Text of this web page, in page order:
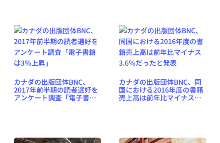
カナダの出版団体BNC、
2017年前半期の読者選好を
アンケート調査「電子書籍
カナダの出版団体BNC、同
国における2016年度の書籍
売上高は前年比マイナス